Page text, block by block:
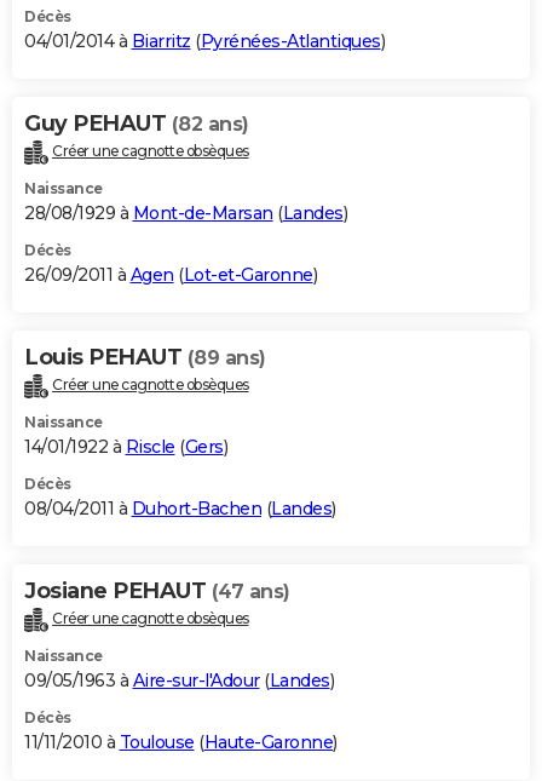
Décès
04/01/2014 à Biarritz (Pyrénées-Atlantiques)
Guy PEHAUT (82 ans)
Créer une cagnotte obsèques
Naissance
28/08/1929 à Mont-de-Marsan (Landes)
Décès
26/09/2011 à Agen (Lot-et-Garonne)
Louis PEHAUT (89 ans)
Créer une cagnotte obsèques
Naissance
14/01/1922 à Riscle (Gers)
Décès
08/04/2011 à Duhort-Bachen (Landes)
Josiane PEHAUT (47 ans)
Créer une cagnotte obsèques
Naissance
09/05/1963 à Aire-sur-l'Adour(Landes)
Décès
11/11/2010 à Toulouse (Haute-Garonne)